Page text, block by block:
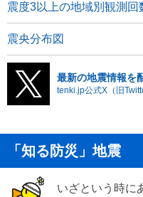
震度3以上の地域別観測回
震央分布図
最新の地震情報を
tenki.jp公式X（旧
「知る防災」地震
いざという時に